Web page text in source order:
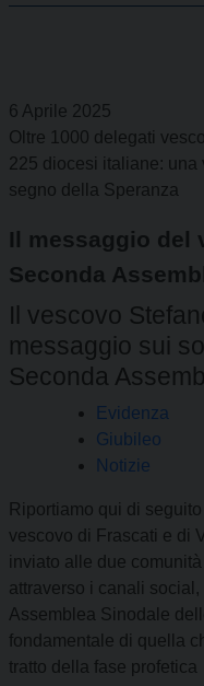
6 Aprile 2025
Oltre 1000 delegati
225 diocesi italiane: una
segno della Speranza
Il messaggio del
Seconda
Il vescovo
messaggio sui
Seconda
Evidenza
Giubileo
Notizie
Riportiamo qui di
vescovo di Frascati e di
inviato alle due
attraverso i canali
Assemblea Sinodale
fondamentale di quella
tratto della fase